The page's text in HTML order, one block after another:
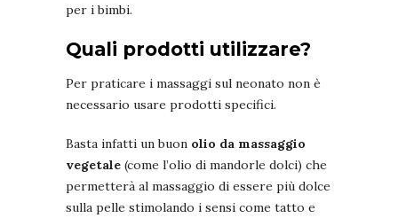
per i bimbi.
Quali prodotti utilizzare?
Per praticare i massaggi sul neonato non è
necessario usare prodotti specifici.
Basta infatti un buon olio da massaggio
vegetale (come l’olio di mandorle dolci) che
permetterà al massaggio di essere più dolce
sulla pelle stimolando i sensi come tatto e